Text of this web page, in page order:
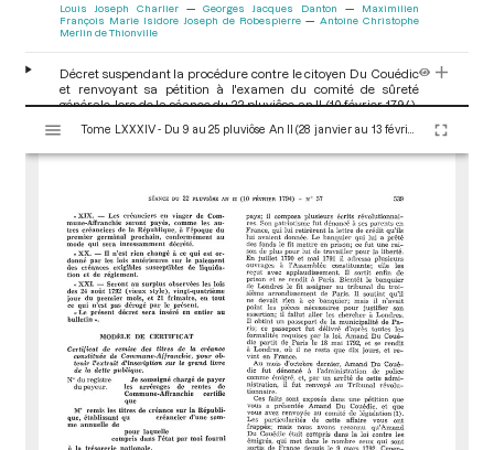
Louis Joseph Charlier Georges Jacques Danton
Maximilien
François Marie Isidore Joseph de Robespierre
Antoine Christophe
Merlin de Thionville
Décret suspendant la procédure contre le citoyen Du Couédic
et renvoyant sa pétition à l'examen du comité de sûreté
générale, lors de la séance du 22 pluviôse an II (10 février 1794)
s